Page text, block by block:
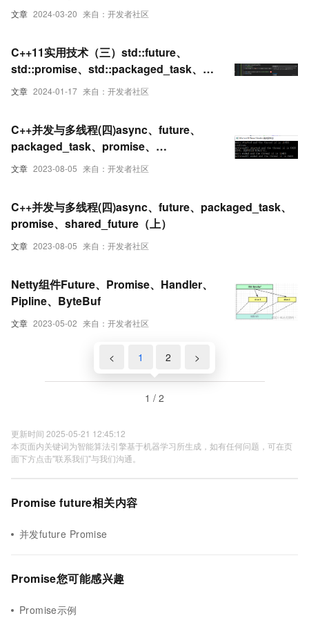
文章 2024-03-20 来自：开发者社区
文章 2024-01-17 来自：开发者社区
C++11实用技术（三）std::future、
std::promise、std::packaged_task、
async
文章 2023-08-05 来自：开发者社区
C++并发与多线程(四)async、future、
packaged_task、promise、
shared_future（下）
文章 2023-08-05 来自：开发者社区
C++并发与多线程(四)async、future、packaged_task、
promise、shared_future（上）
文章 2023-05-02 来自：开发者社区
Netty组件Future、Promise、Handler、
Pipline、ByteBuf
< 1 2 >
1 / 2
更新时间 2025-05-21 12:45:12
本页面内关键词为智能算法引擎基于机器学习所生成，如有任何问题，可在页
面下方点击"联系我们"与我们沟通。
Promise future相关内容
并发future Promise
Promise您可能感兴趣
Promise示例